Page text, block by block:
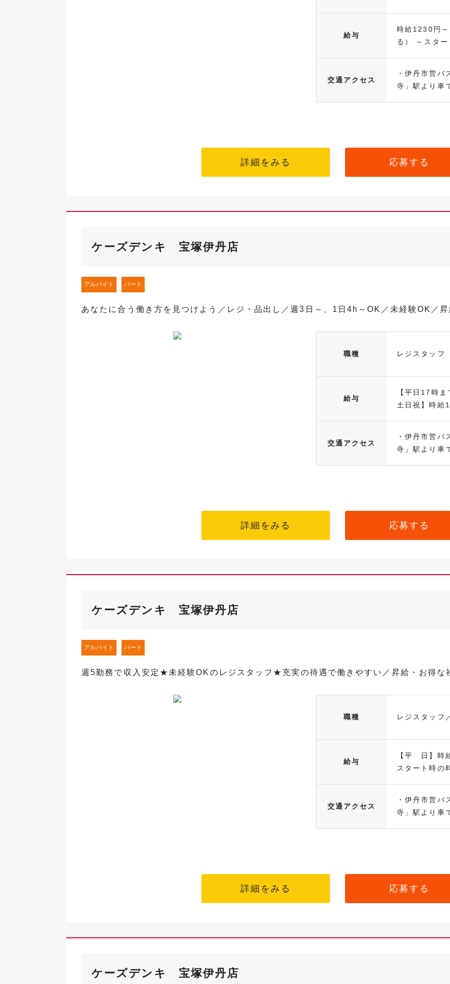
給与
時給1230円
る） ～スタ
交通アクセス
・伊丹市営
寺」駅より車
詳細をみる 応募する
ケーズデンキ 宝塚伊丹店
アルバイト パート
あなたに合う働き方を見つけよう／レジ・品出し／週3日～、1日4h～OK／未経験OK／
職種 レジスタッフ
給与
【平日17時
土日祝】時
交通アクセス
・伊丹市営
寺」駅より車
詳細をみる 応募する
ケーズデンキ 宝塚伊丹店
アルバイト パート
週5勤務で収入安定★未経験OKのレジスタッフ★充実の待遇で働きやすい／昇給・お得
職種 レジスタッフ
給与
【平 日】時
スタート時の
交通アクセス
・伊丹市営
寺」駅より車
詳細をみる 応募する
ケーズデンキ 宝塚伊丹店